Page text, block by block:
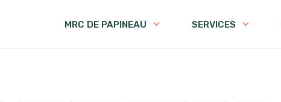
MRC DE PAPINEAU SERVICES